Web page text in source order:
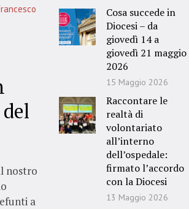
nostro
a
Cosa succede in
Diocesi – da
giovedì 14 a
giovedì 21 maggio
2026
15 Maggio 2026
Raccontare le
realtà di
volontariato
all’interno
dell’ospedale:
firmato l’accordo
con la Diocesi
13 Maggio 2026